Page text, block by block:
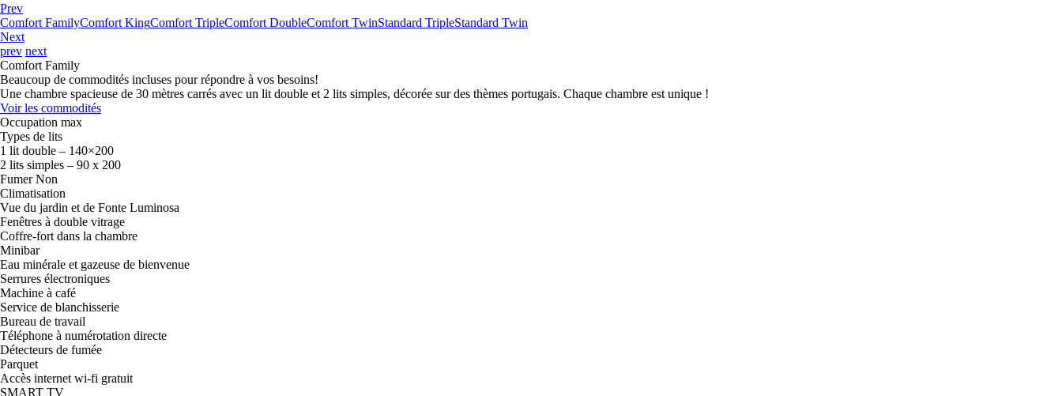
Prev
Comfort FamilyComfort KingComfort TripleComfort DoubleComfort TwinStandard TripleStandard Twin
Next
prev next
Comfort Family
Beaucoup de commodités incluses pour répondre à vos besoins!
Une chambre spacieuse de 30 mètres carrés avec un lit double et 2 lits simples, décorée sur des thèmes portugais. Chaque chambre est unique !
Voir les commodités
Occupation max
Types de lits
1 lit double – 140×200
2 lits simples – 90 x 200
FumerNon
Climatisation
Vue du jardin et de Fonte Luminosa
Fenêtres à double vitrage
Coffre-fort dans la chambre
Minibar
Eau minérale et gazeuse de bienvenue
Serrures électroniques
Machine à café
Service de blanchisserie
Bureau de travail
Téléphone à numérotation directe
Détecteurs de fumée
Parquet
Accès internet wi-fi gratuit
SMART TV